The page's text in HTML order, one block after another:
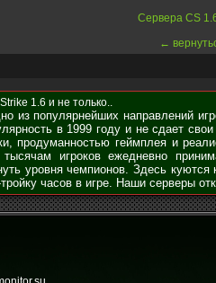
Сервера CS
←
1.6 и не только..
из популярнейших направлений
в 1999 году и не сдает
продуманностью геймплея и
игроков ежедневно
уровня чемпионов. Здесь
часов в игре. Наши серверы